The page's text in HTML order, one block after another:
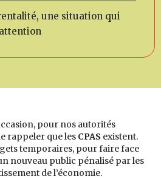
une situation qui
pour nos autorités
rappeler que les CPAS existent.
temporaires, pour faire face
nouveau public pénalisé par les
de l’économie.